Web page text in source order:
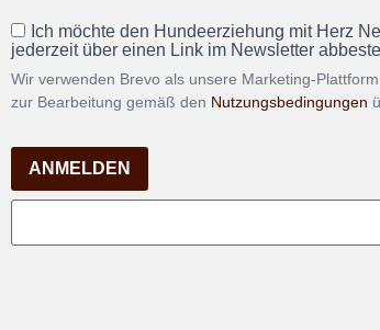
Ich möchte den Hundeerziehung mit Herz
jederzeit über einen Link im Newsletter
Wir verwenden Brevo als unsere Marketing-
zur Bearbeitung gemäß den Nutzungsbedingungen
ANMELDEN